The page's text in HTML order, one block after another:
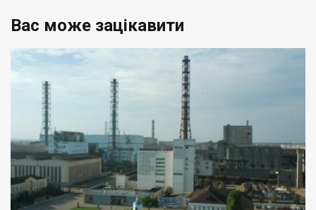
Вас може зацікавити